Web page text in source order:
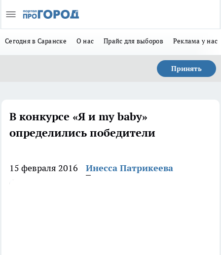
Сегодня в Саранске О нас Прайс для выборов Реклама у нас
Принять
В конкурсе «Я и my baby»
определились победители
15 февраля 2016 Инесса Патрикеева